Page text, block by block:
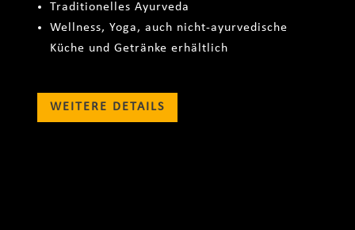
Traditionelles Ayurveda
Wellness, Yoga, auch nicht-ayurvedische
Küche und Getränke erhältlich
WEITERE DETAILS